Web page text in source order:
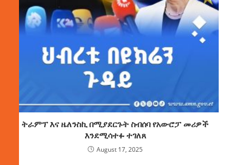
ትራምፕ እና ዜለንስኪ በሚያደርጉት ስብሰባ የአውሮፓ መሪዎች
እንደሚሳተፉ ተገለጸ
August 17, 2025